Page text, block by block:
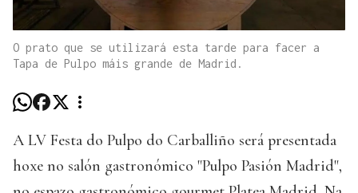
O prato que se utilizará esta tarde para facer a
Tapa de Pulpo máis grande de Madrid.
A LV Festa do Pulpo do Carballiño será presentada
hoxe no salón gastronómico "Pulpo Pasión Madrid",